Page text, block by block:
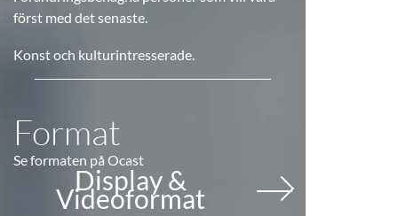
först med det senaste.
Konst och kulturintresserade.
Format
Se formaten på Ocast
Display &
Videoformat